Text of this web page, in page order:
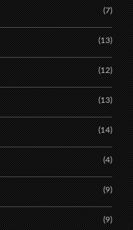
(7)
(13)
(12)
(13)
(14)
(4)
(9)
(9)